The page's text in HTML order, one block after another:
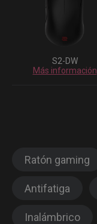
S2-DW
Más información
Ratón gaming
Antifatiga
Inalámbrico